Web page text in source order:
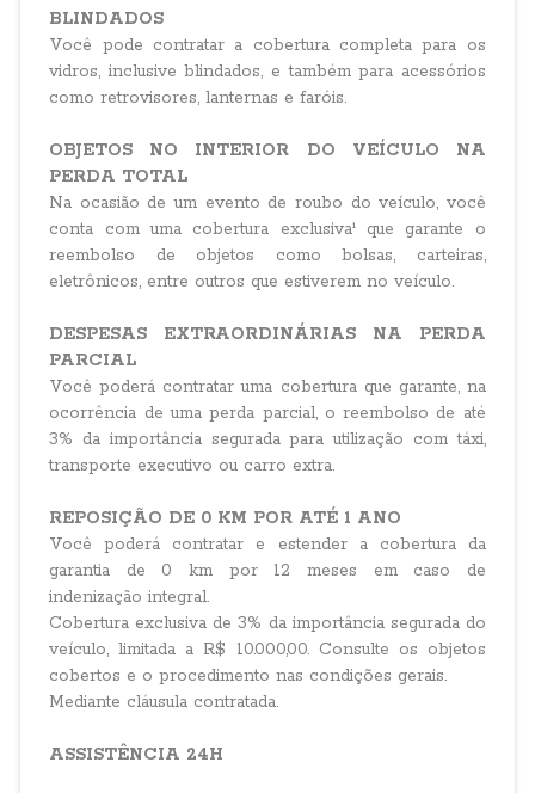
BLINDADOS
Você pode contratar a cobertura completa para os
vidros, inclusive blindados, e também para acessórios
como retrovisores, lanternas e faróis.
OBJETOS NO INTERIOR DO VEÍCULO NA
PERDA TOTAL
Na ocasião de um evento de roubo do veículo, você
conta com uma cobertura exclusiva¹ que garante o
reembolso de objetos como bolsas, carteiras,
eletrônicos, entre outros que estiverem no veículo.
DESPESAS EXTRAORDINÁRIAS NA PERDA
PARCIAL
Você poderá contratar uma cobertura que garante, na
ocorrência de uma perda parcial, o reembolso de até
3% da importância segurada para utilização com táxi,
transporte executivo ou carro extra.
REPOSIÇÃO DE 0 KM POR ATÉ 1 ANO
Você poderá contratar e estender a cobertura da
garantia de 0 km por 12 meses em caso de
indenização integral.
Cobertura exclusiva de 3% da importância segurada do
veículo, limitada a R$ 10.000,00. Consulte os objetos
cobertos e o procedimento nas condições gerais.
Mediante cláusula contratada.
ASSISTÊNCIA 24H